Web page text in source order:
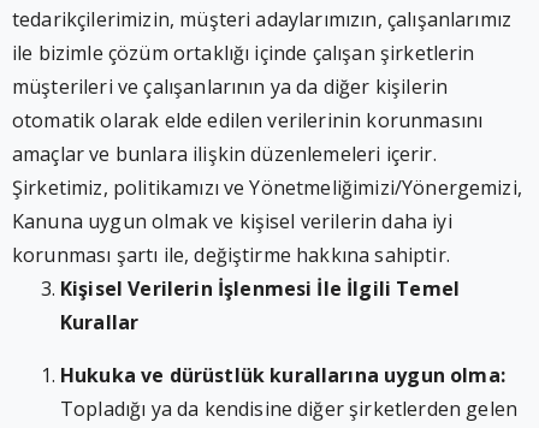
tedarikçilerimizin, müşteri adaylarımızın, çalışanlarımız
ile bizimle çözüm ortaklığı içinde çalışan şirketlerin
müşterileri ve çalışanlarının ya da diğer kişilerin
otomatik olarak elde edilen verilerinin korunmasını
amaçlar ve bunlara ilişkin düzenlemeleri içerir.
Şirketimiz, politikamızı ve Yönetmeliğimizi/Yönergemizi,
Kanuna uygun olmak ve kişisel verilerin daha iyi
korunması şartı ile, değiştirme hakkına sahiptir.
Kişisel Verilerin İşlenmesi İle İlgili Temel
Kurallar
Hukuka ve dürüstlük kurallarına uygun olma:
Topladığı ya da kendisine diğer şirketlerden gelen